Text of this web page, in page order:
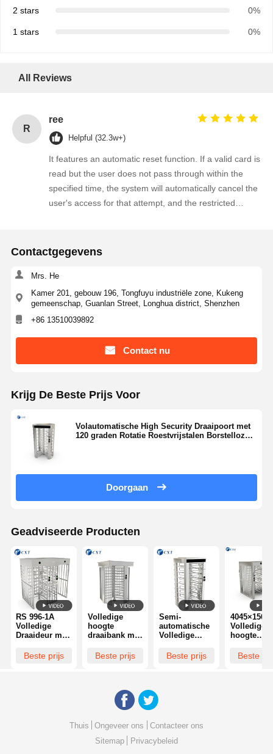
2 stars 0%
1 stars 0%
All Reviews
R
ree
Helpful (32.3w+)
It features an automatic reset function. If a valid card is
read but the user does not pass through within the
specified time, the system will automatically cancel the
user's access for that attempt, and the restricted
Contactgegevens
Mrs. He
Kamer 201, gebouw 196, Tongfuyu industriële zone, Kukeng
gemeenschap, Guanlan Street, Longhua district, Shenzhen
+86 13510039892
Contact nu
Krijg De Beste Prijs Voor
Volautomatische High Security Draaipoort met
120 graden Rotatie Roestvrijstalen Borstelloze
Doorgaan
Geadviseerde Producten
RS 996-1A
Volledige
Draaideur met
Personen/Minuut
Doorvoersnelheid,
Beste prijs
Volledige
hoogte
draaibank met
levenscyclus
aangepaste
borstelloze
gelijkstroommotor
voor veilig
Beste prijs
Semi-
automatische
Volledige
Draaideur met
4045×1500×2300mm
Beste prijs
Volledige
hoogte
3 miljoen
Beste
Thuis Ongeveer ons
Contacteer ons
Sitemap
Privacybeleid